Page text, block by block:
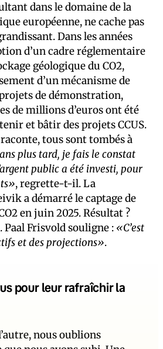
dans le domaine de la
européenne, ne cache pas
Dans les années
d’un cadre réglementaire
géologique du CO2,
d’un mécanisme de
de démonstration,
de millions d’euros ont été
et bâtir des projets CCUS.
tous sont tombés à
plus tard, je fais le constat
public a été investi, pour
, regrette-t-il. La
a démarré le captage de
en juin 2025. Résultat ?
Paal Frisvold souligne : «C’est
et des projections».
pour leur rafraîchir la
nous oublions